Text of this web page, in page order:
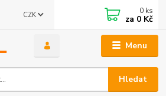
Menu
CZK
Hledat
0 ks
za 0 Kč